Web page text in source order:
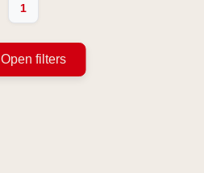
1
Open filters